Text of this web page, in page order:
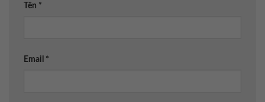
Tên *
Email *